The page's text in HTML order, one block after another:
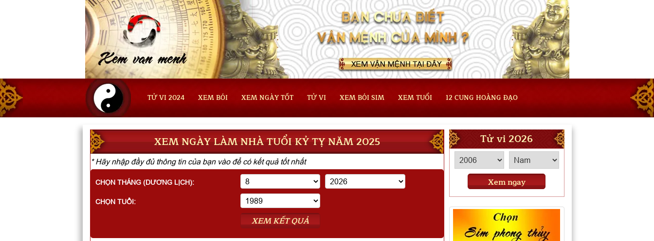
TỬ VI 2024 XEM BÓI XEM NGÀY TỐT TỬ VI XEM BÓI SIM XEM TUỔI 12 CUNG HOÀNG ĐẠO
XEM NGÀY LÀM NHÀ TUỔI KỶ TỴ NĂM 2025
* Hãy nhập đầy đủ thông tin của bạn vào để có kết quả tốt nhất
CHỌN THÁNG (DƯƠNG LỊCH):
CHỌN TUỔI:
XEM KẾT QUẢ
Tử vi 2026
Xem ngay